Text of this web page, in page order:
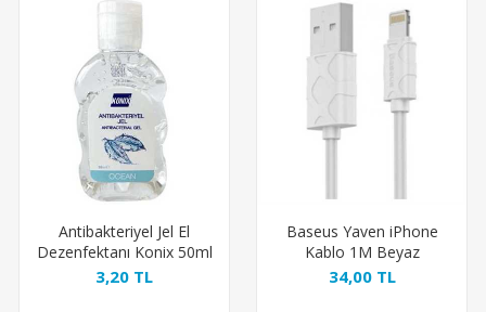
Antibakteriyel Jel El
Dezenfektanı Konix 50ml
( Antibacterial Gel )
3,20 TL
Baseus Yaven iPhone
Kablo 1M Beyaz
34,00 TL